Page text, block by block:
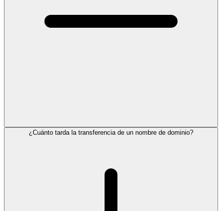
¿Cuánto tarda la transferencia de un nombre de dominio?